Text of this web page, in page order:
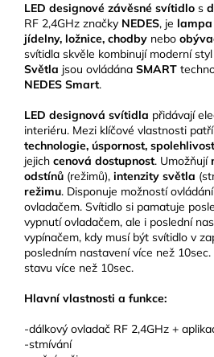
LED designové závěsné svítidlo s
RF 2,4GHz značky NEDES, je lampa
jídelny, ložnice, chodby nebo
svítidla skvěle kombinují moderní
Světla jsou ovládána SMART
NEDES Smart.
LED designová svítidla přidávají
interiéru. Mezi klíčové vlastnosti patří
technologie, úspornost, spolehlivost
jejich cenová dostupnost. Umožňují
odstínů (režimů), intenzity světla
režimu. Disponuje možností
ovladačem. Svítidlo si pamatuje
vypnutí ovladačem, ale i poslední
vypínačem, kdy musí být svítidlo v
posledním nastavení více než
stavu více než 10sec.
Hlavní vlastnosti a funkce:
-dálkový ovladač RF 2,4GHz +
-stmívání